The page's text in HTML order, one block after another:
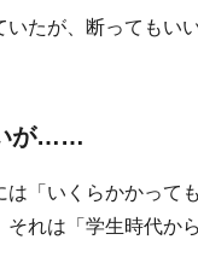
いたが、断っても
が……
「いくらかかって
れは「学生時代か